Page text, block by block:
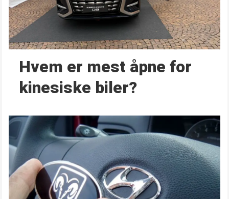
Hvem er mest åpne for
kinesiske biler?